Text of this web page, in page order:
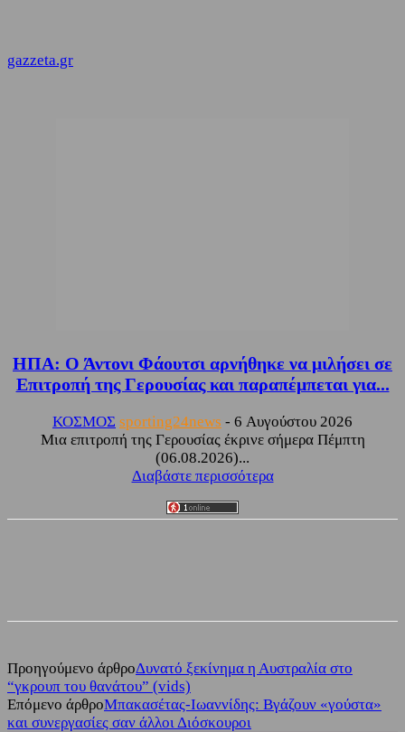
gazzeta.gr
ΗΠΑ: Ο Άντονι Φάουτσι αρνήθηκε να μιλήσει σε
Επιτροπή της Γερουσίας και παραπέμπεται για...
ΚΟΣΜΟΣ sporting24news - 6 Αυγούστου 2026
Μια επιτροπή της Γερουσίας έκρινε σήμερα Πέμπτη
(06.08.2026)...
Διαβάστε περισσότερα
Προηγούμενο άρθροΔυνατό ξεκίνημα η Αυστραλία στο
“γκρουπ του θανάτου” (vids)
Επόμενο άρθροΜπακασέτας-Ιωαννίδης: Βγάζουν «γούστα»
και συνεργασίες σαν άλλοι Διόσκουροι